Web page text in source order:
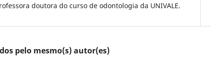
doutora do curso de odontologia da UNIVALE.
pelo mesmo(s) autor(es)